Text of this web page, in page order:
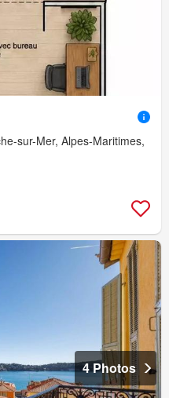
sur-Mer, Alpes-Maritimes,
4 Photos